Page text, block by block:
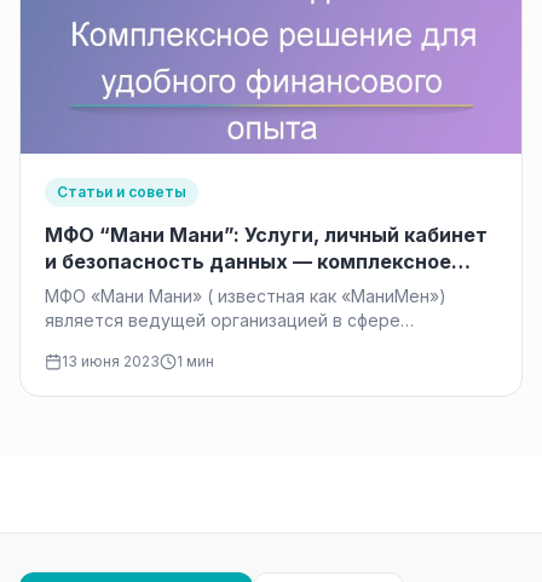
Статьи и советы
МФО “Мани Мани”: Услуги, личный кабинет
и безопасность данных — комплексное
решение для удобного финансового опыта
МФО «Мани Мани» ( известная как «МаниМен»)
является ведущей организацией в сфере
спектр услуг,…
13 июня 2023 1 мин